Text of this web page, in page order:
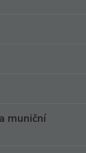
muniční